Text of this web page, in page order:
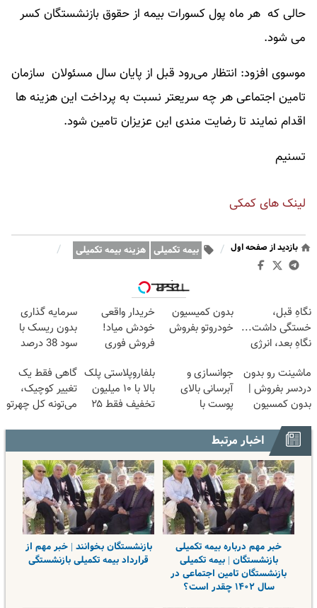
حالی که هر ماه پول کسورات بیمه از حقوق بازنشستگان کسر
می شود.
موسوی افزود: انتظار می‌رود قبل از پایان سال مسئولان سازمان
تامین اجتماعی هر چه سریعتر نسبت به پرداخت این هزینه ها
اقدام نمایند تا رضایت مندی این عزیزان تامین شود.
تسنیم
لینک های کمکی
بازدید از صفحه اول / بیمه تکمیلی هزینه بیمه تکمیلی /
وبگردی
نگاهِ قبل،
خستگی داشت...
نگاهِ بعد، انرژی
25% تخفیف
بدون کمیسیون
خودروتو بفروش
خریدار واقعی
خودش میاد!
فروش فوری
مکانیک
سرمایه گذاری
بدون ریسک با
سود 38 درصد
ماشینت رو بدون
دردسر بفروش |
بدون کمسیون
جوانسازی و
آبرسانی بالای
پوست با
بلفاروپلاستی پلک
بالا با ۱۰ میلیون
تخفیف فقط ۲۵
گاهی فقط یک
تغییر کوچیک،
می‌تونه کل چهرتو
اخبار مرتبط
خبر مهم درباره بیمه تکمیلی
بازنشستگان | بیمه تکمیلی
بازنشستگان تامین اجتماعی در
سال ۱۴۰۲ چقدر است؟
بازنشستگان بخوانند | خبر مهم از
قرارداد بیمه تکمیلی بازنشستگی